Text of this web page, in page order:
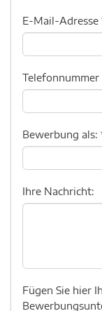
E-Mail-Adresse
Telefonnummer
Bewerbung als:
Ihre Nachricht:
Fügen Sie hier